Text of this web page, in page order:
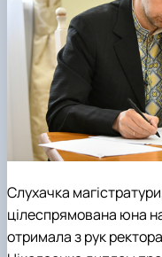
Слухачка
цілеспрямована юна
отримала з рук